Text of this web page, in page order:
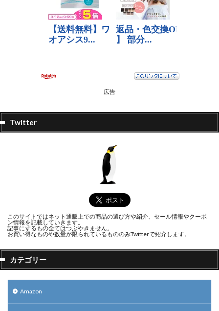
広告
Twitter
このサイトではネット通販上での商品の選び方や紹介、セール情報やクーポ
ン情報を記載していきます。
記事にするもの全てはつぶやきません。
お買い得なものや数量が限られているもののみTwitterで紹介します。
カテゴリー
Amazon